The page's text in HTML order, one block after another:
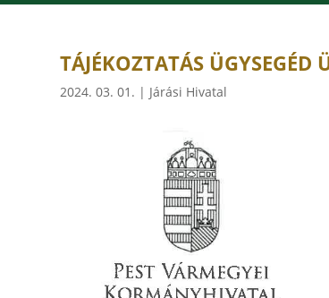
TÁJÉKOZTATÁS ÜGYSEGÉD
2024. 03. 01. | Járási Hivatal